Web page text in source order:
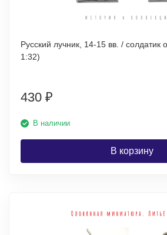
Русский лучник, 14-15 вв. /
1:32)
430 ₽
В наличии
В корзину